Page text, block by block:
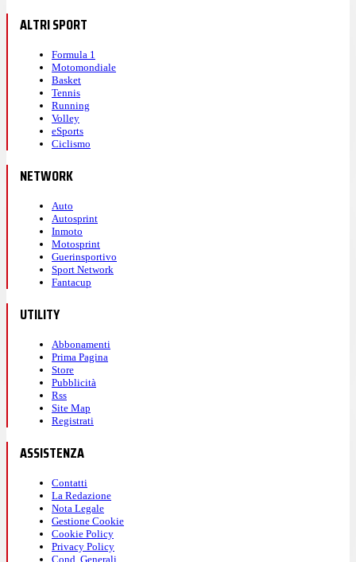
ALTRI SPORT
Formula 1
Motomondiale
Basket
Tennis
Running
Volley
eSports
Ciclismo
NETWORK
Auto
Autosprint
Inmoto
Motosprint
Guerinsportivo
Sport Network
Fantacup
UTILITY
Abbonamenti
Prima Pagina
Store
Pubblicità
Rss
Site Map
Registrati
ASSISTENZA
Contatti
La Redazione
Nota Legale
Gestione Cookie
Cookie Policy
Privacy Policy
Cond. Generali